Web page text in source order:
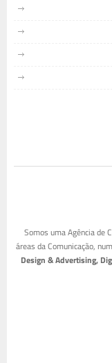
Somos uma Agência de
áreas da Comunicação,
Design & Advertising,